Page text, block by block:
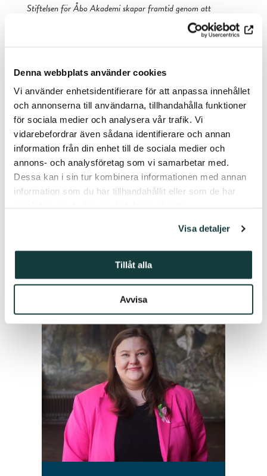
Denna webbplats använder cookies
Vi använder enhetsidentifierare för att anpassa innehållet
och annonserna till användarna, tillhandahålla funktioner
för sociala medier och analysera vår trafik. Vi
vidarebefordrar även sådana identifierare och annan
information från din enhet till de sociala medier och
annons- och analysföretag som vi samarbetar med.
Dessa kan i sin tur kombinera informationen med annan
information som du har tillhandahållit eller som de har
Visa detaljer
Tillåt alla
Avvisa
Stiftelsen för Åbo Akademi skapar framtid genom att
understöda vetenskaplig forskning, konst och kultur. Freja är
fruktbarhetens gudinna i den nordiska mytologin men har
sätt bidragit till sitt konstfält i regionen Åboland, företrädesvis
på svenska, och förutses därtill ha en lovande framtid inom
branschen. Freja-priset delas ut vartannat år, antingen som
tävlingspris eller som erkännande. Med kultur avses konst i
bred bemärkelse, såsom bildkonst, teaterkonst, ordkonst,
arkitektur och musik. Första gången delas priset ut som ett
kompositionspris våren 2022. Prissumman om 12 000 euro
kan enligt juryns önskemål delas mellan flera mottagare.
Du är kanske också är intresserad
av följande artiklar.